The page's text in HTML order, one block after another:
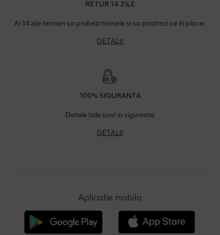
RETUR 14 ZILE
Ai 14 zile termen sa probezi hainele si sa pastrezi ce iti place.
DETALII
100% SIGURANTA
Datele tale sunt in siguranta
DETALII
Aplicatie mobila